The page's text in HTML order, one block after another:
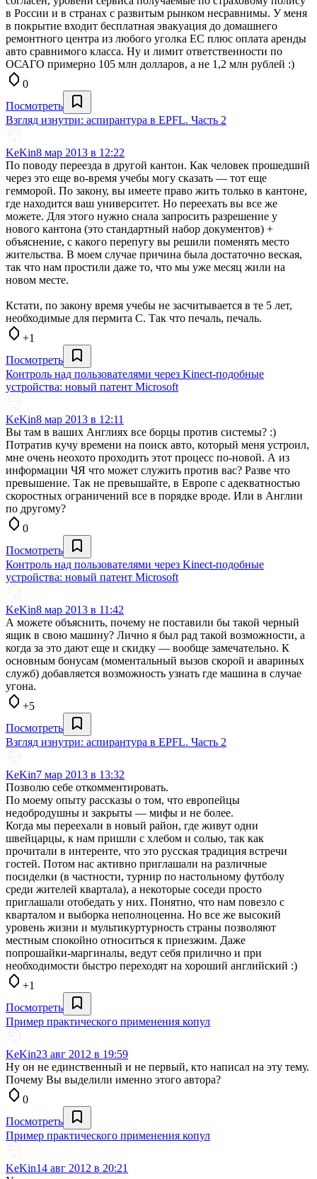
в России и в странах с развитым рынком несравнимы. У меня
в покрытие входит бесплатная эвакуация до домашнего
ремонтного центра из любого уголка ЕС плюс оплата аренды
авто сравнимого класса. Ну и лимит ответственности по
ОСАГО примерно 105 млн долларов, а не 1,2 млн рублей :)
0
Посмотреть
Взгляд изнутри: аспирантура в EPFL. Часть 2
KeKin8 мар 2013 в 12:22
По поводу переезда в другой кантон. Как человек прошедший
через это еще во-время учебы могу сказать — тот еще
гемморой. По закону, вы имеете право жить только в кантоне,
где находится ваш университет. Но переехать вы все же
можете. Для этого нужно снала запросить разрешение у
нового кантона (это стандартный набор документов) +
объяснение, с какого перепугу вы решили поменять место
жительства. В моем случае причина была достаточно веская,
так что нам простили даже то, что мы уже месяц жили на
новом месте.
Кстати, по закону время учебы не засчитывается в те 5 лет,
необходимые для пермита С. Так что печаль, печаль.
+1
Посмотреть
Контроль над пользователями через Kinect-подобные
устройства: новый патент Microsoft
KeKin8 мар 2013 в 12:11
Вы там в ваших Англиях все борцы против системы? :)
Потратив кучу времени на поиск авто, который меня устроил,
мне очень неохото проходить этот процесс по-новой. А из
информации ЧЯ что может служить против вас? Разве что
превышение. Так не превышайте, в Европе с адекватностью
скоростных ограничений все в порядке вроде. Или в Англии
по другому?
0
Посмотреть
Контроль над пользователями через Kinect-подобные
устройства: новый патент Microsoft
KeKin8 мар 2013 в 11:42
А можете объяснить, почему не поставили бы такой черный
ящик в свою машину? Лично я был рад такой возможности, а
когда за это дают еще и скидку — вообще замечательно. К
основным бонусам (моментальный вызов скорой и авариных
служб) добавляется возможность узнать где машина в случае
угона.
+5
Посмотреть
Взгляд изнутри: аспирантура в EPFL. Часть 2
KeKin7 мар 2013 в 13:32
Позволю себе откомментировать.
По моему опыту рассказы о том, что европейцы
недобродушны и закрыты — мифы и не более.
Когда мы переехали в новый район, где живут одни
швейцарцы, к нам пришли с хлебом и солью, так как
прочитали в интеренте, что это русская традиция встречи
гостей. Потом нас активно приглашали на различные
посиделки (в частности, турнир по настольному футболу
среди жителей квартала), а некоторые соседи просто
приглашали отобедать у них. Понятно, что нам повезло с
кварталом и выборка неполноценна. Но все же высокий
уровень жизни и мультикуртурность страны позволяют
местным спокойно относиться к приезжим. Даже
попрошайки-маргиналы, ведут себя прилично и при
необходимости быстро переходят на хороший английский :)
+1
Посмотреть
Пример практического применения копул
KeKin23 авг 2012 в 19:59
Ну он не единственный и не первый, кто написал на эту тему.
Почему Вы выделили именно этого автора?
0
Посмотреть
Пример практического применения копул
KeKin14 авг 2012 в 20:21